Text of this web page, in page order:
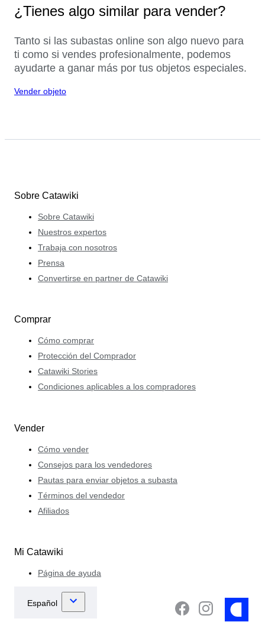
¿Tienes algo similar para vender?
Tanto si las subastas online son algo nuevo para
ti como si vendes profesionalmente, podemos
ayudarte a ganar más por tus objetos especiales.
Vender objeto
Sobre Catawiki
Sobre Catawiki
Nuestros expertos
Trabaja con nosotros
Prensa
Convertirse en partner de Catawiki
Comprar
Cómo comprar
Protección del Comprador
Catawiki Stories
Condiciones aplicables a los compradores
Vender
Cómo vender
Consejos para los vendedores
Pautas para enviar objetos a subasta
Términos del vendedor
Afiliados
Mi Catawiki
Página de ayuda